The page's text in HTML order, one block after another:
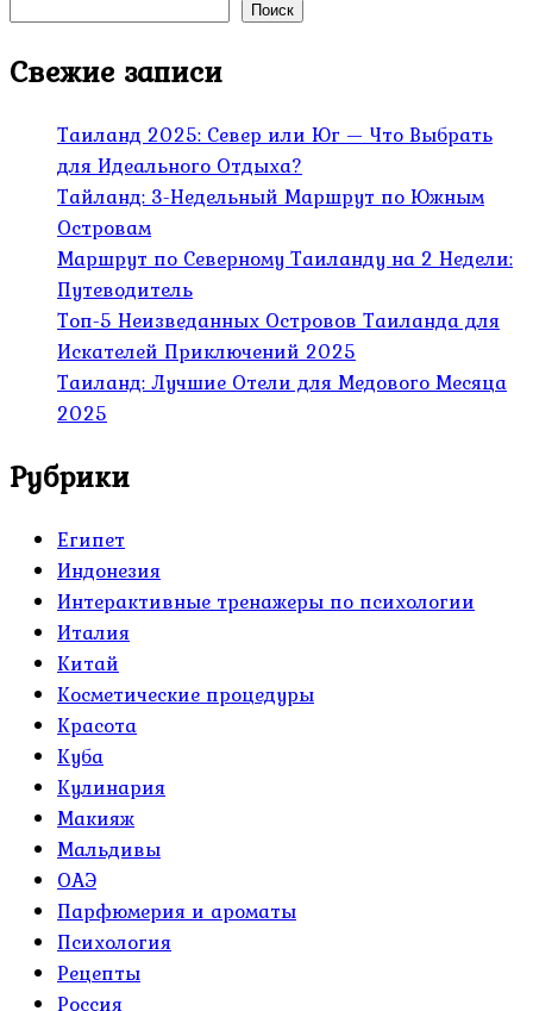
Поиск
Свежие записи
Таиланд 2025: Север или Юг — Что Выбрать
для Идеального Отдыха?
Тайланд: 3-Недельный Маршрут по Южным
Островам
Маршрут по Северному Таиланду на 2 Недели:
Путеводитель
Топ-5 Неизведанных Островов Таиланда для
Искателей Приключений 2025
Таиланд: Лучшие Отели для Медового Месяца
2025
Рубрики
Египет
Индонезия
Интерактивные тренажеры по психологии
Италия
Китай
Косметические процедуры
Красота
Куба
Кулинария
Макияж
Мальдивы
ОАЭ
Парфюмерия и ароматы
Психология
Рецепты
Россия